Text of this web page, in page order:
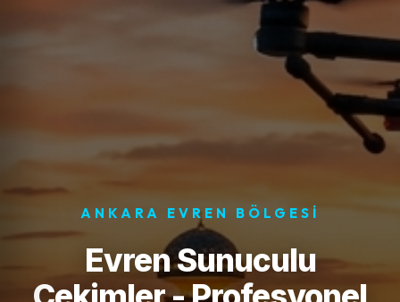
ANKARA EVREN BÖLGESI
Evren Sunuculu